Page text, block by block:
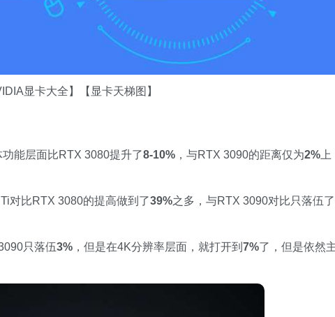
显卡大全】【显卡天梯图】
能层面比RTX 3080提升了8-10% ，与RTX 3090的距离仅为2% 上
对比RTX 3080的提高做到了39%之多，与RTX 3090对比只落伍了
只落伍3% ，但是在4K分辨率层面，就打开到 7%了，但是依然